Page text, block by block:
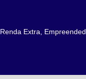
Renda Extra,